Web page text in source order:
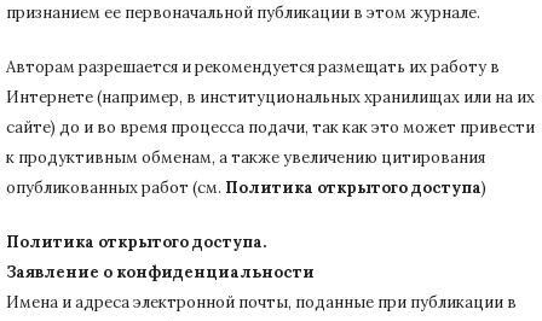
признанием ее первоначальной публикации в этом журнале.
Авторам разрешается и рекомендуется размещать их работу в
Интернете (например, в институциональных хранилищах или на их
сайте) до и во время процесса подачи, так как это может привести
к продуктивным обменам, а также увеличению цитирования
опубликованных работ (см. Политика открытого доступа)
Политика открытого доступа.
Заявление о конфиденциальности
Имена и адреса электронной почты, поданные при публикации в